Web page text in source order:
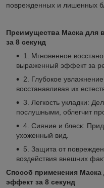
поврежденных и лишенных
Преимущества Маска для
за 8 секунд
1. Мгновенное
выраженный эффект за
2. Глубокое
восстанавливая их
3. Легкость укладки:
послушными, облегчит
4. Сияние и блеск:
ухоженный вид.
5. Защита от
воздействия внешних
Способ применения
эффект за 8 секунд